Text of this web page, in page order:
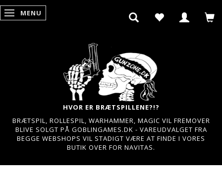
SKIFTE NAVIGATION
MENU
HVOR ER BRÆTSPILLENE?!?
BRÆTSPIL, ROLLESPIL, WARHAMMER, MAGIC VIL FREMOVER
BLIVE SOLGT PÅ GOBLINGAMES.DK - VAREUDVALGET FRA
BEGGE WEBSHOPS VIL STADIGT VÆRE AT FINDE I VORES
BUTIK OVER FOR NAVITAS.